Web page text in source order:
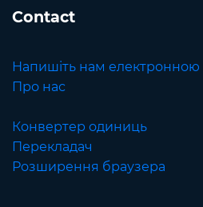
Contact
Напишіть нам
Про нас
Конвертер одиниць
Перекладач
Розширення браузера